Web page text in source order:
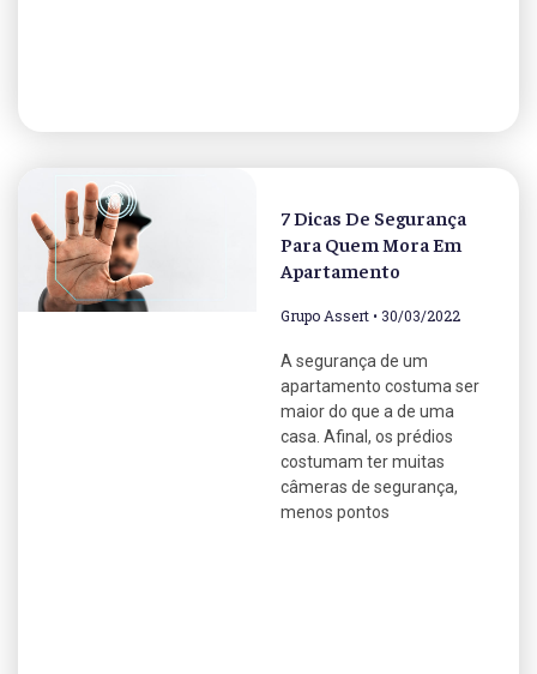
7 Dicas De Segurança
Para Quem Mora Em
Apartamento
Grupo Assert 30/03/2022
A segurança de um
apartamento costuma ser
maior do que a de uma
casa. Afinal, os prédios
costumam ter muitas
câmeras de segurança,
menos pontos